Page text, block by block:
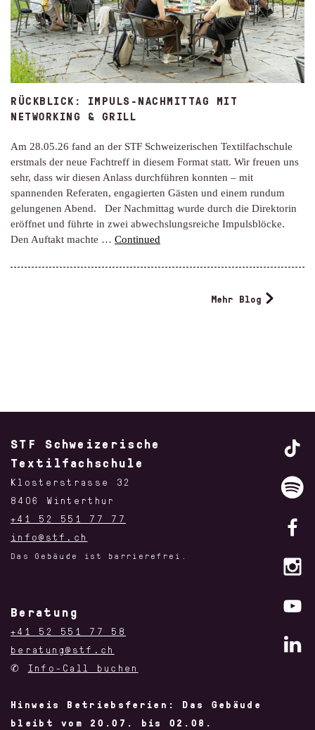
RÜCKBLICK: IMPULS-NACHMITTAG MIT
NETWORKING & GRILL
Am 28.05.26 fand an der STF Schweizerischen Textilfachschule
erstmals der neue Fachtreff in diesem Format statt. Wir freuen uns
sehr, dass wir diesen Anlass durchführen konnten – mit
spannenden Referaten, engagierten Gästen und einem rundum
gelungenen Abend. Der Nachmittag wurde durch die Direktorin
eröffnet und führte in zwei abwechslungsreiche Impulsblöcke.
Den Auftakt machte … Continued
Mehr Blog
STF Schweizerische
Textilfachschule
Klosterstrasse 32
8406 Winterthur
+41 52 551 77 77
info@stf.ch
Das Gebäude ist barrierefrei.
Beratung
+41 52 551 77 58
beratung@stf.ch
✆ Info-Call buchen
Hinweis Betriebsferien: Das Gebäude
bleibt vom 20.07. bis 02.08.